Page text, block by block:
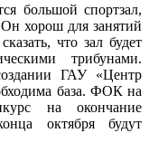
большой спортзал,
хорош для занятий
что зал будет
трибунами.
ГАУ «Центр
база. ФОК на
на окончание
октября будут